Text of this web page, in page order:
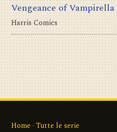
Vengeance of Vampirella
Harris Comics
Home · Tutte le serie